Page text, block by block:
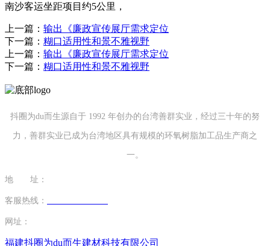
南沙客运坐距项目约5公里，
上一篇： 输出《廉政宣传展厅需求定位
下一篇： 糊口适用性和景不雅视野
上一篇： 输出《廉政宣传展厅需求定位
下一篇： 糊口适用性和景不雅视野
抖圈为du而生源自于 1992 年创办的台湾善群实业，经过三十年的努
力，善群实业已成为台湾地区具有规模的环氧树脂加工品生产商之
一。
地 址：
客服热线：
网址：
福建抖圈为du而生建材科技有限公司